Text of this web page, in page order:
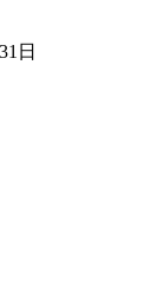
日